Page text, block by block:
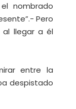
nombrado
Pero
al llegar a él
entre la
despistado